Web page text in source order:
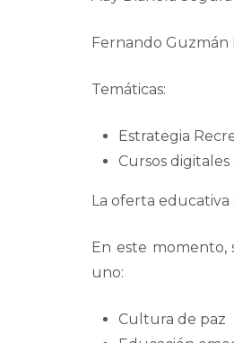
Fernando Guzmán
Temáticas:
Estrategia
Cursos
La oferta
En este momento,
uno:
Cultura de paz